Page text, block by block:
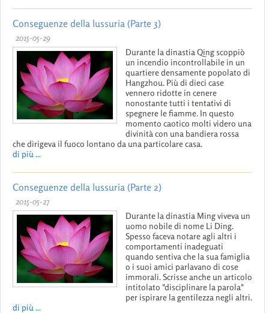
Conseguenze della lussuria (Parte 3)
2015-05-29
Durante la dinastia Qing scoppiò
un incendio incontrollabile in un
quartiere densamente popolato di
Hangzhou. Più di dieci case
vennero ridotte in cenere
nonostante tutti i tentativi di
spegnere le fiamme. In questo
momento caotico molti videro una
divinità con una bandiera rossa
che dirigeva il fuoco lontano da una particolare casa.
di più ...
Conseguenze della lussuria (Parte 2)
2015-05-27
Durante la dinastia Ming viveva un
uomo nobile di nome Li Ding.
Spesso faceva notare agli altri i
comportamenti inadeguati
quando sentiva che la sua famiglia
o i suoi amici parlavano di cose
immorali. Scrisse anche un articolo
intitolato "disciplinare la parola"
per ispirare la gentilezza negli altri.
di più ...